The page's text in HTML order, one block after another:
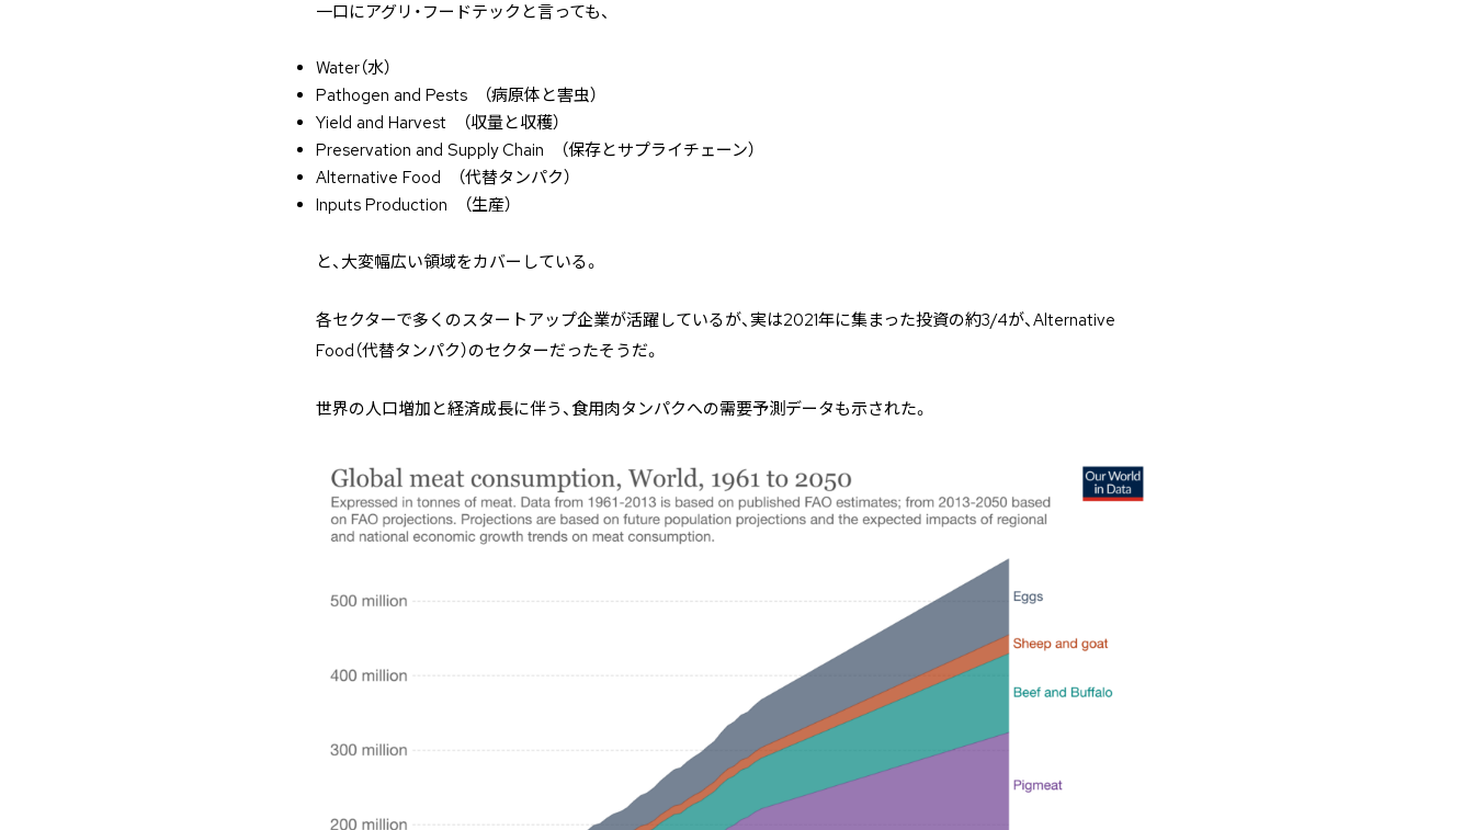
一口にアグリ・フードテックと言っても、
Water（水）
Pathogen and Pests （病原体と害虫）
Yield and Harvest （収量と収穫）
Preservation and Supply Chain （保存とサプライチェーン）
Alternative Food （代替タンパク）
Inputs Production （生産）
と、大変幅広い領域をカバーしている。
各セクターで多くのスタートアップ企業が活躍しているが、実は2021年に集まった投資の約3/4が、Alternative
Food（代替タンパク）のセクターだったそうだ。
世界の人口増加と経済成長に伴う、食用肉タンパクへの需要予測データも示された。